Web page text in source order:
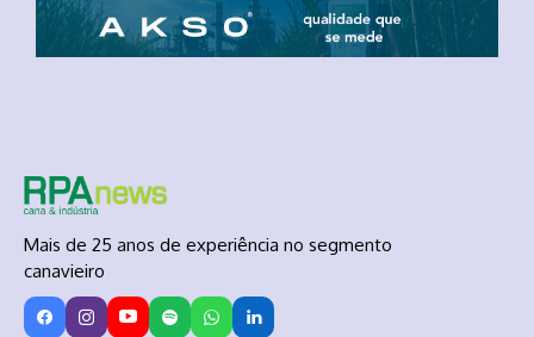
Mais de 25 anos de experiência no segmento
canavieiro